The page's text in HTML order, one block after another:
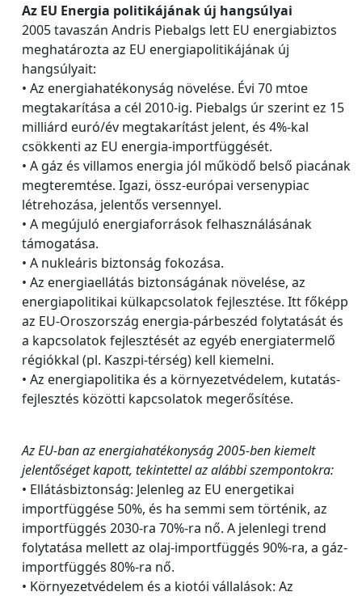
Az EU Energia politikájának új hangsúlyai
2005 tavaszán Andris Piebalgs lett EU energiabiztos
meghatározta az EU energiapolitikájának új
hangsúlyait:
• Az energiahatékonyság növelése. Évi 70 mtoe
megtakarítása a cél 2010-ig. Piebalgs úr szerint ez 15
milliárd euró/év megtakarítást jelent, és 4%-kal
csökkenti az EU energia-importfüggését.
• A gáz és villamos energia jól működő belső piacának
megteremtése. Igazi, össz-európai versenypiac
létrehozása, jelentős versennyel.
• A megújuló energiaforrások felhasználásának
támogatása.
• A nukleáris biztonság fokozása.
• Az energiaellátás biztonságának növelése, az
energiapolitikai külkapcsolatok fejlesztése. Itt főképp
az EU-Oroszország energia-párbeszéd folytatását és
a kapcsolatok fejlesztését az egyéb energiatermelő
régiókkal (pl. Kaszpi-térség) kell kiemelni.
• Az energiapolitika és a környezetvédelem, kutatás-
fejlesztés közötti kapcsolatok megerősítése.
Az EU-ban az energiahatékonyság 2005-ben kiemelt
jelentőséget kapott, tekintettel az alábbi szempontokra:
• Ellátásbiztonság: Jelenleg az EU energetikai
importfüggése 50%, és ha semmi sem történik, az
importfüggés 2030-ra 70%-ra nő. A jelenlegi trend
folytatása mellett az olaj-importfüggés 90%-ra, a gáz-
importfüggés 80%-ra nő.
• Környezetvédelem és a kiotói vállalások: Az